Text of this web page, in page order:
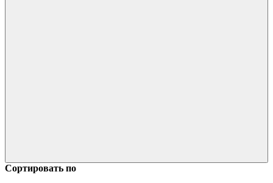
Сортировать по